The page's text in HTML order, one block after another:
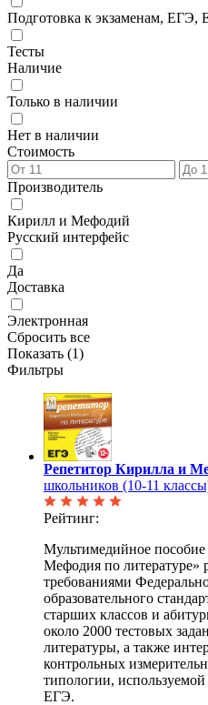
Подготовка к экзаменам, ЕГЭ,
Тесты
Наличие
Только в наличии
Нет в наличии
Стоимость
Производитель
Кирилл и Мефодий
Русский интерфейс
Да
Доставка
Электронная
Сбросить все
Показать (1)
Фильтры
Репетитор Кирилла и
школьников (10-11
Рейтинг:
Мультимедийное
Мефодия по литературе»
требованиями
образовательного
старших классов и
около 2000 тестовых
литературы, а также
контрольных
типологии,
ЕГЭ.